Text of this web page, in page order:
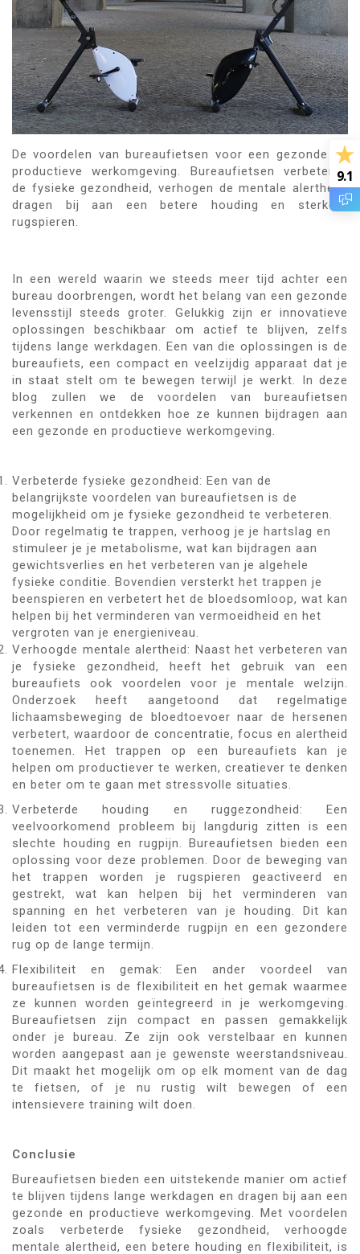
De voordelen van bureaufietsen voor een gezonde en
productieve werkomgeving. Bureaufietsen verbeteren
de fysieke gezondheid, verhogen de mentale alertheid,
dragen bij aan een betere houding en sterkere
rugspieren.
In een wereld waarin we steeds meer tijd achter een
bureau doorbrengen, wordt het belang van een gezonde
levensstijl steeds groter. Gelukkig zijn er innovatieve
oplossingen beschikbaar om actief te blijven, zelfs
tijdens lange werkdagen. Een van die oplossingen is de
bureaufiets, een compact en veelzijdig apparaat dat je
in staat stelt om te bewegen terwijl je werkt. In deze
blog zullen we de voordelen van bureaufietsen
verkennen en ontdekken hoe ze kunnen bijdragen aan
een gezonde en productieve werkomgeving.
Verbeterde fysieke gezondheid: Een van de
belangrijkste voordelen van bureaufietsen is de
mogelijkheid om je fysieke gezondheid te verbeteren.
Door regelmatig te trappen, verhoog je je hartslag en
stimuleer je je metabolisme, wat kan bijdragen aan
gewichtsverlies en het verbeteren van je algehele
fysieke conditie. Bovendien versterkt het trappen je
beenspieren en verbetert het de bloedsomloop, wat kan
helpen bij het verminderen van vermoeidheid en het
vergroten van je energieniveau.
Verhoogde mentale alertheid: Naast het verbeteren van
je fysieke gezondheid, heeft het gebruik van een
bureaufiets ook voordelen voor je mentale welzijn.
Onderzoek heeft aangetoond dat regelmatige
lichaamsbeweging de bloedtoevoer naar de hersenen
verbetert, waardoor de concentratie, focus en alertheid
toenemen. Het trappen op een bureaufiets kan je
helpen om productiever te werken, creatiever te denken
en beter om te gaan met stressvolle situaties.
Verbeterde houding en ruggezondheid: Een
veelvoorkomend probleem bij langdurig zitten is een
slechte houding en rugpijn. Bureaufietsen bieden een
oplossing voor deze problemen. Door de beweging van
het trappen worden je rugspieren geactiveerd en
gestrekt, wat kan helpen bij het verminderen van
spanning en het verbeteren van je houding. Dit kan
leiden tot een verminderde rugpijn en een gezondere
rug op de lange termijn.
Flexibiliteit en gemak: Een ander voordeel van
bureaufietsen is de flexibiliteit en het gemak waarmee
ze kunnen worden geïntegreerd in je werkomgeving.
Bureaufietsen zijn compact en passen gemakkelijk
onder je bureau. Ze zijn ook verstelbaar en kunnen
worden aangepast aan je gewenste weerstandsniveau.
Dit maakt het mogelijk om op elk moment van de dag
te fietsen, of je nu rustig wilt bewegen of een
intensievere training wilt doen.
Conclusie
Bureaufietsen bieden een uitstekende manier om actief
te blijven tijdens lange werkdagen en dragen bij aan een
gezonde en productieve werkomgeving. Met voordelen
zoals verbeterde fysieke gezondheid, verhoogde
mentale alertheid, een betere houding en flexibiliteit, is
9.1